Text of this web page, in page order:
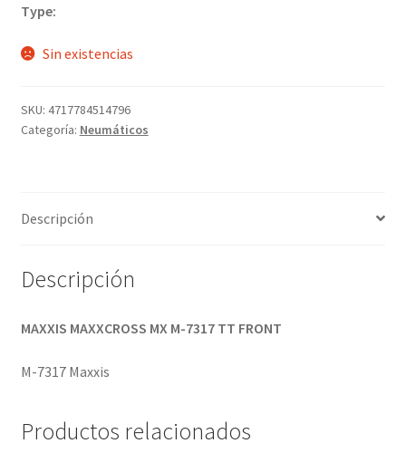
Type:
Sin existencias
SKU: 4717784514796
Categoría: Neumáticos
Descripción
Descripción
MAXXIS MAXXCROSS MX M-7317 TT FRONT
M-7317 Maxxis
Productos relacionados